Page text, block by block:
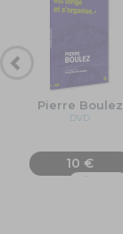
Pierre Boulez
DVD
10 €
Ajouter